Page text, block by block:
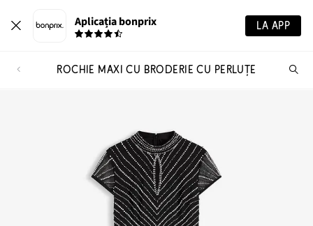
Aplicația bonprix LA APP
ROCHIE MAXI CU BRODERIE CU PERLUȚE